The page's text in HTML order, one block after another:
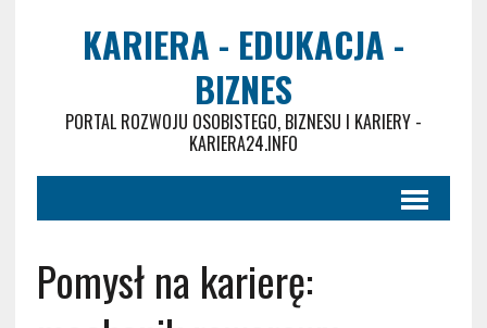
KARIERA - EDUKACJA -
BIZNES
PORTAL ROZWOJU OSOBISTEGO, BIZNESU I KARIERY -
KARIERA24.INFO
Pomysł na karierę: